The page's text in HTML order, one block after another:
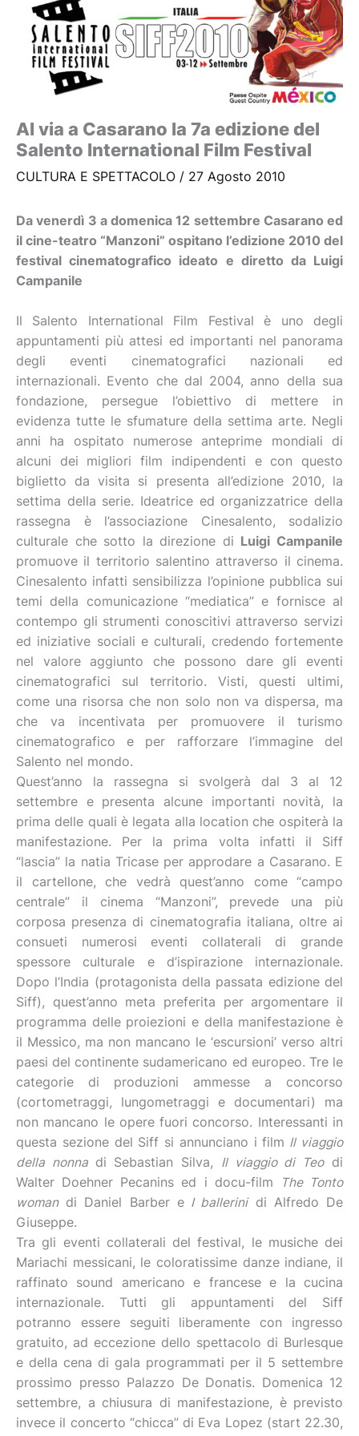
Al via a Casarano la 7a edizione del
Salento International Film Festival
CULTURA E SPETTACOLO / 27 Agosto 2010
Da venerdì 3 a domenica 12 settembre Casarano ed
il cine-teatro “Manzoni” ospitano l’edizione 2010 del
festival cinematografico ideato e diretto da Luigi
Campanile
Il Salento International Film Festival è uno degli
appuntamenti più attesi ed importanti nel panorama
degli eventi cinematografici nazionali ed
internazionali. Evento che dal 2004, anno della sua
fondazione, persegue l’obiettivo di mettere in
evidenza tutte le sfumature della settima arte. Negli
anni ha ospitato numerose anteprime mondiali di
alcuni dei migliori film indipendenti e con questo
biglietto da visita si presenta all’edizione 2010, la
settima della serie. Ideatrice ed organizzatrice della
rassegna è l’associazione Cinesalento, sodalizio
culturale che sotto la direzione di Luigi Campanile
promuove il territorio salentino attraverso il cinema.
Cinesalento infatti sensibilizza l’opinione pubblica sui
temi della comunicazione “mediatica” e fornisce al
contempo gli strumenti conoscitivi attraverso servizi
ed iniziative sociali e culturali, credendo fortemente
nel valore aggiunto che possono dare gli eventi
cinematografici sul territorio. Visti, questi ultimi,
come una risorsa che non solo non va dispersa, ma
che va incentivata per promuovere il turismo
cinematografico e per rafforzare l’immagine del
Salento nel mondo.
Quest’anno la rassegna si svolgerà dal 3 al 12
settembre e presenta alcune importanti novità, la
prima delle quali è legata alla location che ospiterà la
manifestazione. Per la prima volta infatti il Siff
“lascia” la natia Tricase per approdare a Casarano. E
il cartellone, che vedrà quest’anno come “campo
centrale” il cinema “Manzoni”, prevede una più
corposa presenza di cinematografia italiana, oltre ai
consueti numerosi eventi collaterali di grande
spessore culturale e d’ispirazione internazionale.
Dopo l’India (protagonista della passata edizione del
Siff), quest’anno meta preferita per argomentare il
programma delle proiezioni e della manifestazione è
il Messico, ma non mancano le ‘escursioni’ verso altri
paesi del continente sudamericano ed europeo. Tre le
categorie di produzioni ammesse a concorso
(cortometraggi, lungometraggi e documentari) ma
non mancano le opere fuori concorso. Interessanti in
questa sezione del Siff si annunciano i film Il viaggio
della nonna di Sebastian Silva, Il viaggio di Teodi
Walter Doehner Pecanins ed i docu-film
The Tonto
womandi Daniel Barber eI ballerinidi Alfredo De
Giuseppe.
Tra gli eventi collaterali del festival, le musiche dei
Mariachi messicani, le coloratissime danze indiane, il
raffinato sound americano e francese e la cucina
internazionale. Tutti gli appuntamenti del Siff
potranno essere seguiti liberamente con ingresso
gratuito, ad eccezione dello spettacolo di Burlesque
e della cena di gala programmati per il 5 settembre
prossimo presso Palazzo De Donatis. Domenica 12
settembre, a chiusura di manifestazione, è previsto
invece il concerto “chicca” di Eva Lopez (start 22.30,